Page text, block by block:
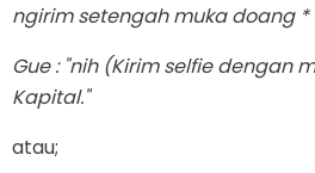
ngirim setengah muka doang *
Gue : "nih (Kirim selfie dengan
Kapital."
atau;